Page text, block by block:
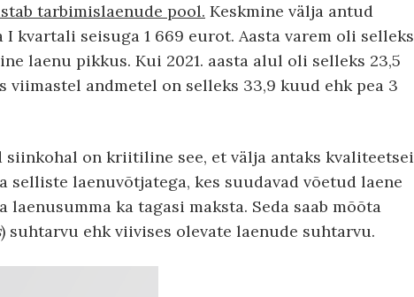
tarbimislaenude pool. Keskmine välja antud
kvartali seisuga 1 669 eurot. Aasta varem oli selleks
laenu pikkus. Kui 2021. aasta alul oli selleks 23,5
viimastel andmetel on selleks 33,9 kuud ehk pea 3
on kriitiline see, et välja antaks
selliste laenuvõtjatega, kes suudavad võetud laene
ka tagasi maksta. Seda saab mõõta
) suhtarvu ehk viivises olevate laenude suhtarvu.